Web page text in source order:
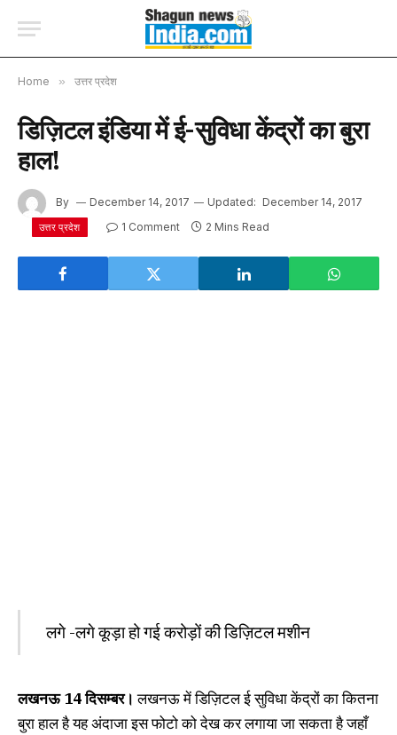
Home » उत्तर प्रदेश
डिज़िटल इंडिया में ई-सुविधा केंद्रों का बुरा
हाल!
By December 14, 2017 Updated: December 14, 2017
उत्तर प्रदेश 1 Comment 2 Mins Read
लगे -लगे कूड़ा हो गई करोड़ों की डिज़िटल मशीन
लखनऊ 14 दिसम्बर। लखनऊ में डिज़िटल ई सुविधा केंद्रों का कितना
बुरा हाल है यह अंदाजा इस फोटो को देख कर लगाया जा सकता है जहाँ